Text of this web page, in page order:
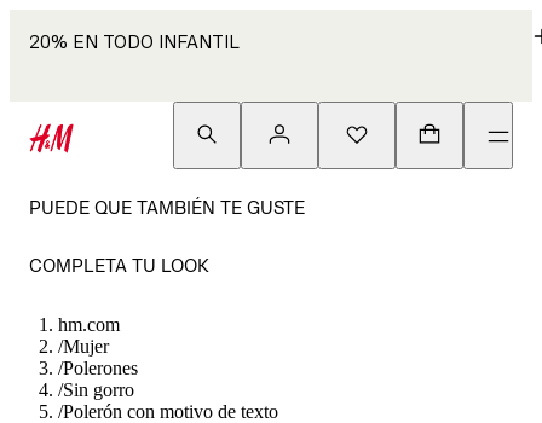
20% EN TODO INFANTIL
PUEDE QUE TAMBIÉN TE GUSTE
COMPLETA TU LOOK
hm.com
/Mujer
/Polerones
/Sin gorro
/Polerón con motivo de texto